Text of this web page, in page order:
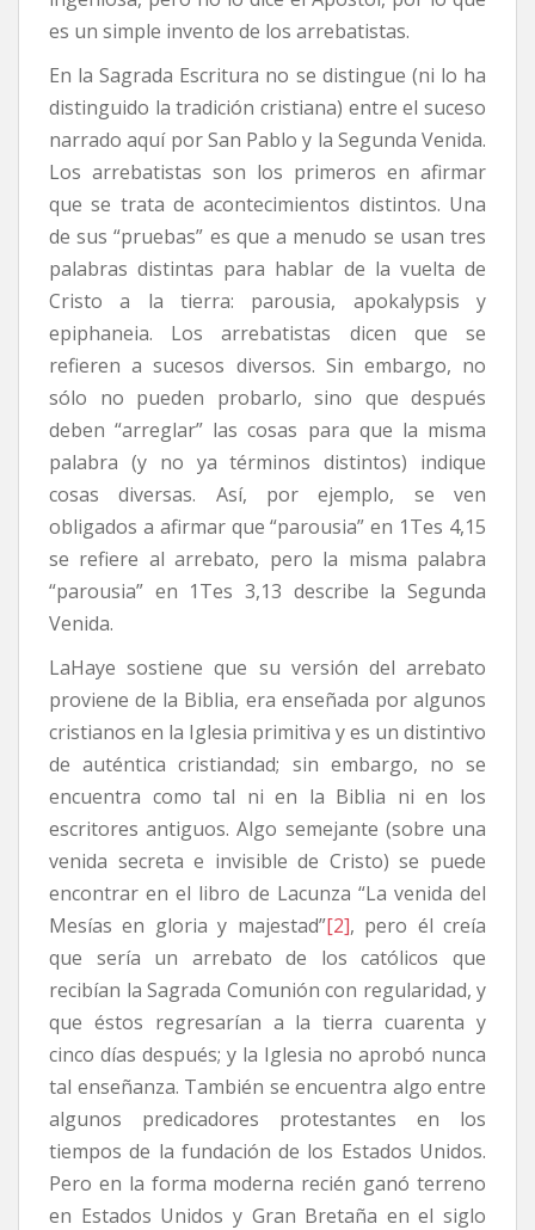
es un simple invento de los arrebatistas.
En la Sagrada Escritura no se distingue (ni lo ha
distinguido la tradición cristiana) entre el suceso
narrado aquí por San Pablo y la Segunda Venida.
Los arrebatistas son los primeros en afirmar
que se trata de acontecimientos distintos. Una
de sus “pruebas” es que a menudo se usan tres
palabras distintas para hablar de la vuelta de
Cristo a la tierra: parousia, apokalypsis y
epiphaneia. Los arrebatistas dicen que se
refieren a sucesos diversos. Sin embargo, no
sólo no pueden probarlo, sino que después
deben “arreglar” las cosas para que la misma
palabra (y no ya términos distintos) indique
cosas diversas. Así, por ejemplo, se ven
obligados a afirmar que “parousia” en 1Tes 4,15
se refiere al arrebato, pero la misma palabra
“parousia” en 1Tes 3,13 describe la Segunda
Venida.
LaHaye sostiene que su versión del arrebato
proviene de la Biblia, era enseñada por algunos
cristianos en la Iglesia primitiva y es un distintivo
de auténtica cristiandad; sin embargo, no se
encuentra como tal ni en la Biblia ni en los
escritores antiguos. Algo semejante (sobre una
venida secreta e invisible de Cristo) se puede
encontrar en el libro de Lacunza “La venida del
Mesías en gloria y majestad”[2], pero él creía
que sería un arrebato de los católicos que
recibían la Sagrada Comunión con regularidad, y
que éstos regresarían a la tierra cuarenta y
cinco días después; y la Iglesia no aprobó nunca
tal enseñanza. También se encuentra algo entre
algunos predicadores protestantes en los
tiempos de la fundación de los Estados Unidos.
Pero en la forma moderna recién ganó terreno
en Estados Unidos y Gran Bretaña en el siglo